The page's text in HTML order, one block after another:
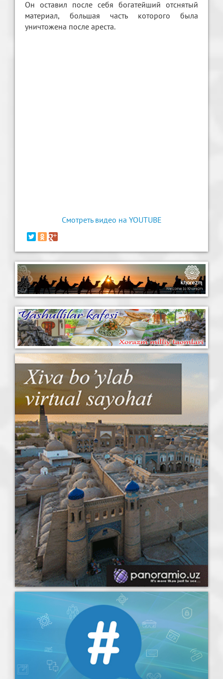
Он оставил после себя богатейший отснятый
материал, большая часть которого была
уничтожена после ареста.
Смотреть видео на YOUTUBE